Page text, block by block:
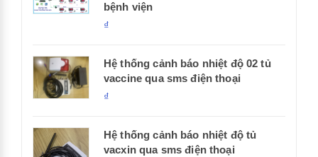
bệnh viện
₫
Hệ thống cảnh báo nhiệt độ 02 tủ
vaccine qua sms điện thoại
₫
Hệ thống cảnh báo nhiệt độ tủ
vacxin qua sms điện thoại